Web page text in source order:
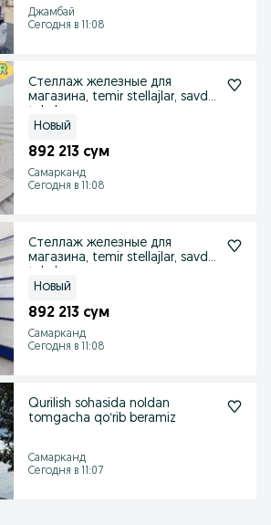
Джамбай
Сегодня в 11:08
Стеллаж железные для
магазина, temir stellajlar, savdo
Новый
892 213 сум
Самарканд
Сегодня в 11:08
Стеллаж железные для
магазина, temir stellajlar, savdo
Новый
892 213 сум
Самарканд
Сегодня в 11:08
Qurilish sohasida noldan
tomgacha qoʻrib beramiz
Самарканд
Сегодня в 11:07